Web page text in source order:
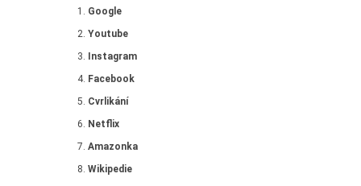
Google
Youtube
Instagram
Facebook
Cvrlikání
Netflix
Amazonka
Wikipedie